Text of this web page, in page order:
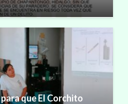
que El Corchito